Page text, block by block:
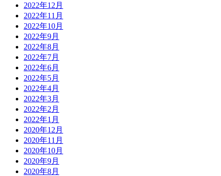
2022年12月
2022年11月
2022年10月
2022年9月
2022年8月
2022年7月
2022年6月
2022年5月
2022年4月
2022年3月
2022年2月
2022年1月
2020年12月
2020年11月
2020年10月
2020年9月
2020年8月